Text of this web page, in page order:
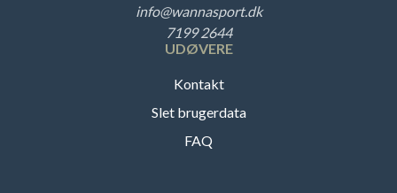
info@wannasport.dk
7199 2644
UDØVERE
Kontakt
Slet brugerdata
FAQ